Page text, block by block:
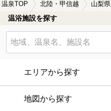
温泉TOP 北陸・甲信越 山梨県
温浴施設を探す
エリアから探す
地図から探す